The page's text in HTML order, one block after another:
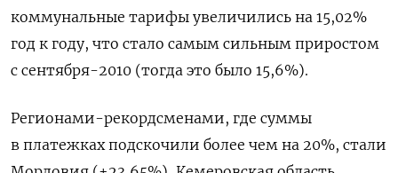
коммунальные тарифы увеличились на 15,02%
год к году, что стало самым сильным приростом
с сентября-2010 (тогда это было 15,6%).
Регионами-рекордсменами, где суммы
в платежках подскочили более чем на 20%, стали